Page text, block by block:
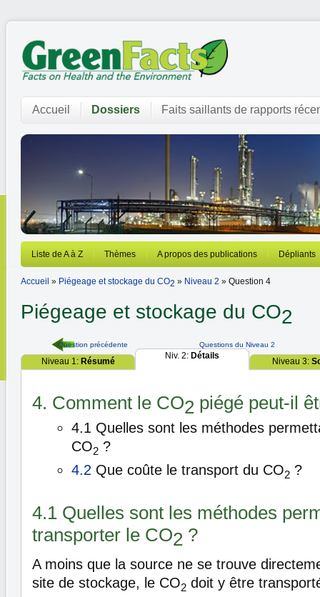
Accueil Dossiers Faits saillants de rapports
Liste de A à Z Thèmes A propos des publications Dépliants
Accueil » Piégeage et stockage du CO2 » Niveau 2 » Question 4
Piégeage et stockage du CO2
Question précédente Questions du Niveau 2
Niveau 1: Résumé
Niv. 2: Détails
Niveau 3:
4. Comment le CO2 piégé peut-il
4.1 Quelles sont les méthodes
CO2 ?
4.2 Que coûte le transport du CO2 ?
4.1 Quelles sont les méthodes
transporter le CO2 ?
A moins que la source ne se trouve
site de stockage, le CO2 doit y être